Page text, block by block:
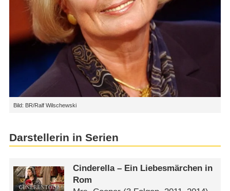
Bild: BR/Ralf Wilschewski
Darstellerin in Serien
Cinderella – Ein Liebesmärchen in
Rom